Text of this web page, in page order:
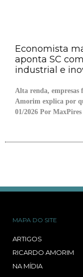
Economista
aponta SC
industrial e
Alta renda, empresas
Amorim explica por
01/2026 Por
MAPA DO SITE
ARTIGOS
RICARDO AMORIM
NA MÍDIA